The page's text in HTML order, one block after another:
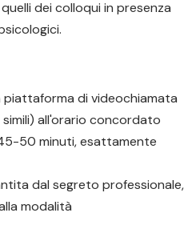
dei colloqui in presenza
piattaforma di videochiamata
all'orario concordato
50 minuti, esattamente
dal segreto professionale,
modalità